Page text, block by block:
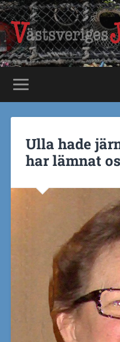
Ulla hade
har lämnat